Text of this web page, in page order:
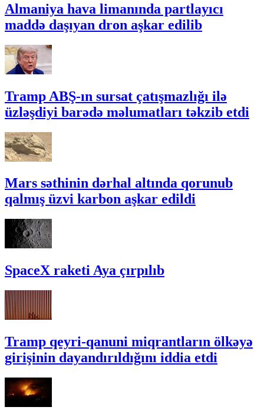
Almaniya hava limanında partlayıcı
maddə daşıyan dron aşkar edilib
Tramp ABŞ-ın sursat çatışmazlığı ilə
üzləşdiyi barədə məlumatları təkzib etdi
Mars səthinin dərhal altında qorunub
qalmış üzvi karbon aşkar edildi
SpaceX raketi Aya çırpılıb
Tramp qeyri-qanuni miqrantların ölkəyə
girişinin dayandırıldığını iddia etdi